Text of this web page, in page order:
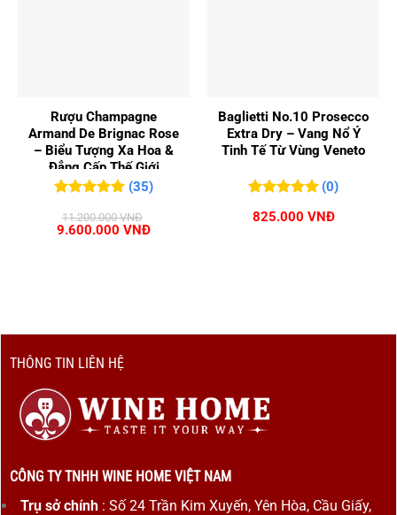
Rượu Champagne
Armand De Brignac Rose
– Biểu Tượng Xa Hoa &
Đẳng Cấp Thế Giới
đánh giá
(35)
11.200.000VNĐ
Giá
9.600.000 VNĐGiá
Baglietti No.10 Prosecco
Extra Dry – Vang Nổ Ý
Tinh Tế Từ Vùng Veneto
đánh giá
(0)
825.000 VNĐ
THÔNG TIN LIÊN HỆ
CÔNG TY TNHH WINE HOME VIỆT NAM
Trụ sở chính: Số 24 Trần Kim Xuyến, Yên Hòa, Cầu Giấy,